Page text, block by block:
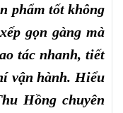
phẩm tốt không
gọn gàng mà
tác nhanh, tiết
vận hành. Hiểu
Hồng chuyên